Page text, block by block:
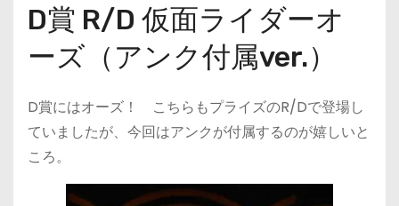
D賞 R/D 仮面ライダーオ
ーズ（アンク付属ver.）
D賞にはオーズ！ こちらもプライズのR/Dで登場し
ていましたが、今回はアンクが付属するのが嬉しいと
ころ。